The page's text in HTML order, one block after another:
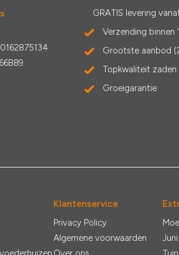
GRATIS levering
Verzending binnen
Grootste aanbod
Topkwaliteit zaden
Groeigarantie
Klantenservice
Privacy Policy
Algemene voorwaarden